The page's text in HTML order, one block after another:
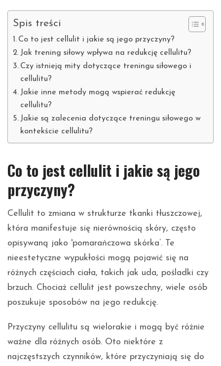
Spis treści
Co to jest cellulit i jakie są jego przyczyny?
Jak trening siłowy wpływa na redukcję cellulitu?
Czy istnieją mity dotyczące treningu siłowego i
cellulitu?
Jakie inne metody mogą wspierać redukcję
cellulitu?
Jakie są zalecenia dotyczące treningu siłowego w
kontekście cellulitu?
Co to jest cellulit i jakie są jego
przyczyny?
Cellulit to zmiana w strukturze tkanki tłuszczowej,
która manifestuje się nierównością skóry, często
opisywaną jako 'pomarańczowa skórka’. Te
nieestetyczne wypukłości mogą pojawić się na
różnych częściach ciała, takich jak uda, pośladki czy
brzuch. Chociaż cellulit jest powszechny, wiele osób
poszukuje sposobów na jego redukcję.
Przyczyny cellulitu są wielorakie i mogą być różnie
ważne dla różnych osób. Oto niektóre z
najczęstszych czynników, które przyczyniają się do